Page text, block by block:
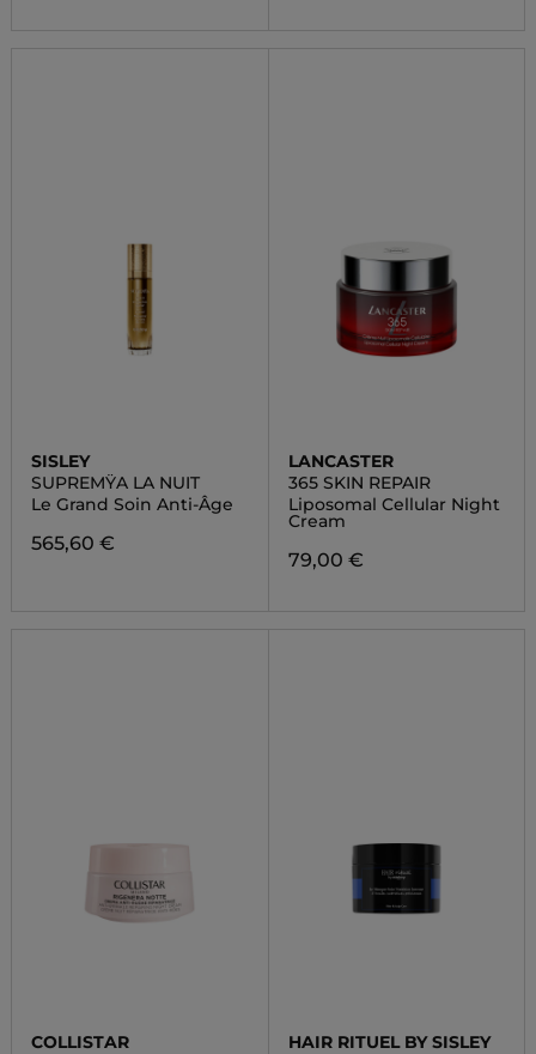
SISLEY
SUPREMŸA LA NUIT
Le Grand Soin Anti-Âge
565,60 €
LANCASTER
365 SKIN REPAIR
Liposomal Cellular Night
Cream
79,00 €
COLLISTAR
HAIR RITUEL BY SISLEY